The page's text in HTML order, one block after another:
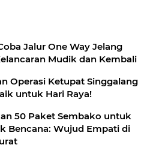
Jalur One Way Jelang
Mudik dan Kembali
Operasi Ketupat Singgalang
untuk Hari Raya!
50 Paket Sembako untuk
Bencana: Wujud Empati di